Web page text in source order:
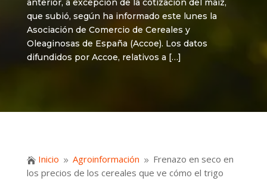
anterior, a excepción de la cotización del maíz,
que subió, según ha informado este lunes la
Asociación de Comercio de Cereales y
Oleaginosas de España (Accoe). Los datos
difundidos por Accoe, relativos a […]
 Inicio 9 Agroinformación 9 Frenazo en seco en
los precios de los cereales que ve cómo el trigo